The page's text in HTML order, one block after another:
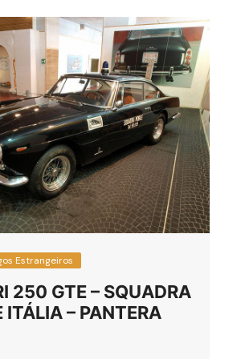
Estrangeiros
250 GTE – SQUADRA
ITÁLIA – PANTERA